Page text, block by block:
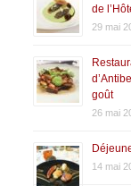
de
29 mai
goût
26 mai
14 mai